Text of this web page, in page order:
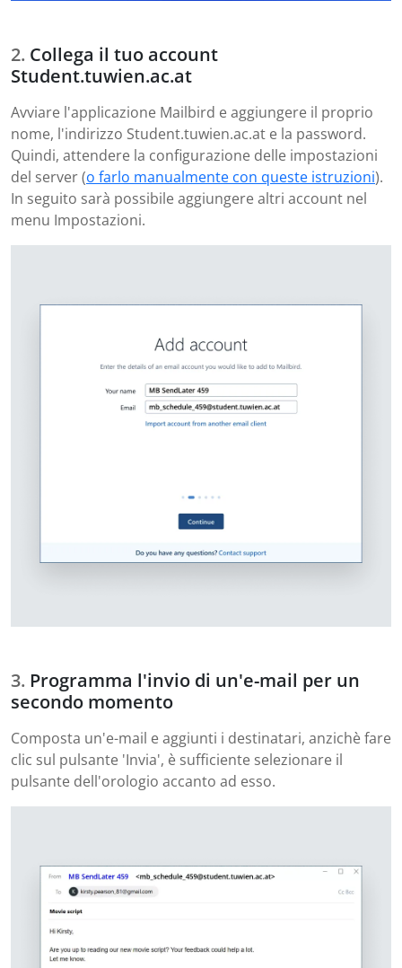
Collega il tuo account
Student.tuwien.ac.at
Avviare l'applicazione Mailbird e aggiungere il proprio
nome, l'indirizzo Student.tuwien.ac.at e la password.
Quindi, attendere la configurazione delle impostazioni
del server (o farlo manualmente con queste istruzioni).
In seguito sarà possibile aggiungere altri account nel
menu Impostazioni.
Programma l'invio di un'e-mail per un
secondo momento
Composta un'e-mail e aggiunti i destinatari, anzichè fare
clic sul pulsante 'Invia', è sufficiente selezionare il
pulsante dell'orologio accanto ad esso.